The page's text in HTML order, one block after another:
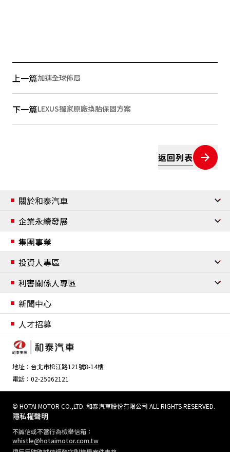
上一篇加速全球佈局
下一篇LEXUS獨家原廠換胎保固方案
返回列表
關於和泰汽車
公司簡介
經營團隊
組織架構
合作夥伴
願景與使命
企業永續發展
企業永續發展
企業永續管理與政策
資安與個資保護
資訊安全管理個人資料保護政策
移動自由
重點活動環保產品設計
社會共好
重點活動企業志工
人才價值
重點活動權益與福祉職業安全衛生管理 培育與職涯發展
環境友善
重點活動環境永續管理與政策
氣候變遷管理
集團事業
投資人專區
公司治理
董事會委員會
財務資訊
股東資訊
利害關係人專區
利害關係人鑑別
聯絡我們
新聞中心
人才招募
地址：台北市松江路121號8-14樓
電話：02-25062121
© HOTAI MOTOR CO.,LTD. 和泰汽車股份有限公司 ALL RIGHTS RESERVED.
隱私權聲明
不誠信或不當行為檢舉信箱：
whistle@hotaimotor.com.tw